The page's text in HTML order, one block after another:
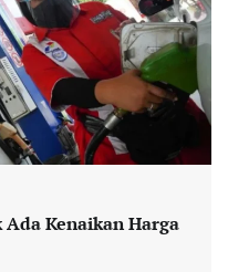
Kenaikan Harga